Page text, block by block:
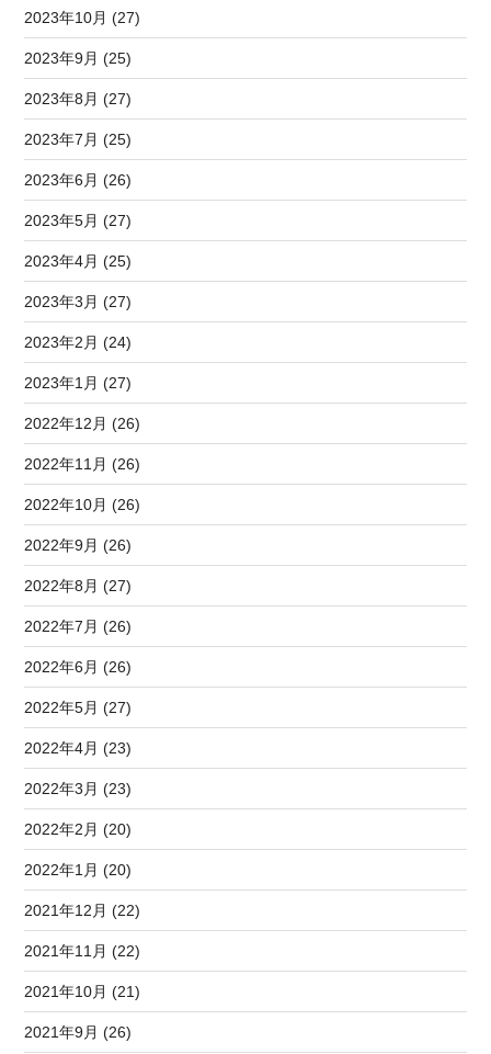
2023年10月 (27)
2023年9月 (25)
2023年8月 (27)
2023年7月 (25)
2023年6月 (26)
2023年5月 (27)
2023年4月 (25)
2023年3月 (27)
2023年2月 (24)
2023年1月 (27)
2022年12月 (26)
2022年11月 (26)
2022年10月 (26)
2022年9月 (26)
2022年8月 (27)
2022年7月 (26)
2022年6月 (26)
2022年5月 (27)
2022年4月 (23)
2022年3月 (23)
2022年2月 (20)
2022年1月 (20)
2021年12月 (22)
2021年11月 (22)
2021年10月 (21)
2021年9月 (26)